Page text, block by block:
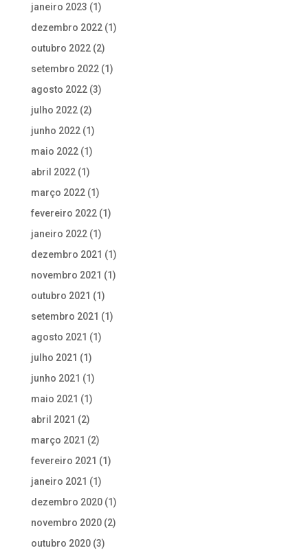
janeiro 2023 (1)
dezembro 2022(1)
outubro 2022(2)
setembro 2022(1)
agosto 2022(3)
julho 2022(2)
junho 2022(1)
maio 2022(1)
abril 2022(1)
março 2022(1)
fevereiro 2022(1)
janeiro 2022(1)
dezembro 2021 (1)
novembro 2021 (1)
outubro 2021 (1)
setembro 2021 (1)
agosto 2021 (1)
julho 2021 (1)
junho 2021 (1)
maio 2021 (1)
abril 2021 (2)
março 2021 (2)
fevereiro 2021 (1)
janeiro 2021 (1)
dezembro 2020(1)
novembro 2020(2)
outubro 2020(3)